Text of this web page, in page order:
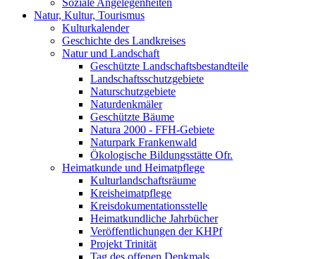
Soziale Angelegenheiten
Natur, Kultur, Tourismus
Kulturkalender
Geschichte des Landkreises
Natur und Landschaft
Geschützte Landschaftsbestandteile
Landschaftsschutzgebiete
Naturschutzgebiete
Naturdenkmäler
Geschützte Bäume
Natura 2000 - FFH-Gebiete
Naturpark Frankenwald
Ökologische Bildungsstätte Ofr.
Heimatkunde und Heimatpflege
Kulturlandschaftsräume
Kreisheimatpflege
Kreisdokumentationsstelle
Heimatkundliche Jahrbücher
Veröffentlichungen der KHPf
Projekt Trinität
Tag des offenen Denkmals